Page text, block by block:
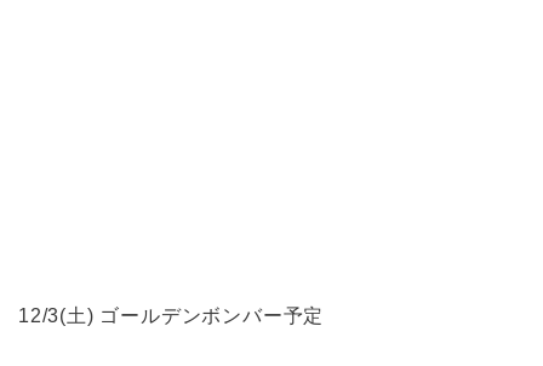
12/3(土) ゴールデンボンバー予定